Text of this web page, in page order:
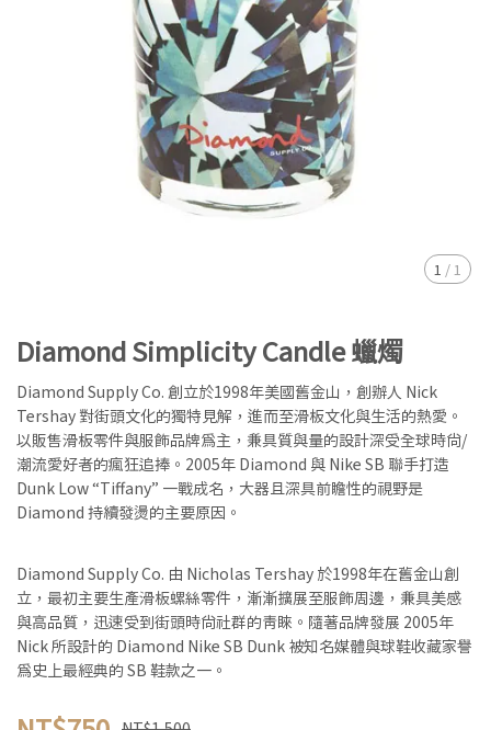
1 / 1
Diamond Simplicity Candle 蠟燭
Diamond Supply Co. 創立於1998年美國舊金山，創辦人 Nick
Tershay 對街頭文化的獨特見解，進而至滑板文化與生活的熱愛。
以販售滑板零件與服飾品牌為主，兼具質與量的設計深受全球時尚/
潮流愛好者的瘋狂追捧。2005年 Diamond 與 Nike SB 聯手打造
Dunk Low “Tiffany” 一戰成名，大器且深具前瞻性的視野是
Diamond 持續發燙的主要原因。
Diamond Supply Co. 由 Nicholas Tershay 於1998年在舊金山創
立，最初主要生產滑板螺絲零件，漸漸擴展至服飾周邊，兼具美感
與高品質，迅速受到街頭時尚社群的青睞。隨著品牌發展 2005年
Nick 所設計的 Diamond Nike SB Dunk 被知名媒體與球鞋收藏家譽
為史上最經典的 SB 鞋款之一。